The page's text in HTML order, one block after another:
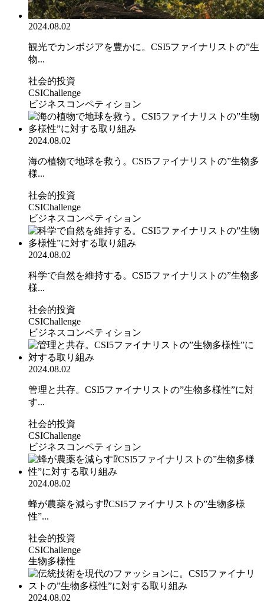
2024.08.02
観光でカンボジアを豊かに。CSI5ファイナリストの”生
物...
社会的投資
CSIChallenge
ビジネスコンペティション
2024.08.02
海の植物で地球を救う。CSI5ファイナリストの”生物多
様...
社会的投資
CSIChallenge
ビジネスコンペティション
2024.08.02
科学で自然を維持する。CSI5ファイナリストの”生物多
様...
社会的投資
CSIChallenge
ビジネスコンペティション
2024.08.02
管理と共存。CSI5ファイナリストの”生物多様性”に対
す...
社会的投資
CSIChallenge
ビジネスコンペティション
2024.08.02
蜂が農薬を減らす⁉CSI5ファイナリストの”生物多様
性”...
社会的投資
CSIChallenge
生物多様性
2024.08.02